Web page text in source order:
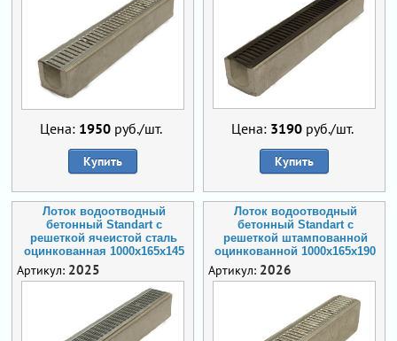
Цена: 1950руб./шт.
Купить
Цена: 3190руб./шт.
Купить
Лоток водоотводный
бетонный Standart с
решеткой ячеистой сталь
оцинкованная 1000x165x145
Артикул: 2025
Лоток водоотводный
бетонный Standart с
решеткой штампованной
оцинкованной 1000x165x190
Артикул: 2026